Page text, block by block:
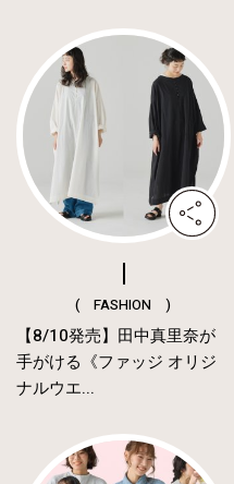
( FASHION )
【8/10発売】田中真里奈が
手がける《ファッジ オリジ
ナルウエ...